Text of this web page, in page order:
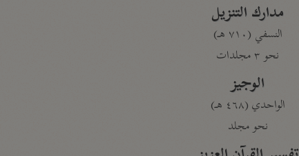
مدارك التنزيل
النسفي (٧١٠ هـ)
نحو ٣ مجلدات
الوجيز
الواحدي (٤٦٨ هـ)
نحو مجلد